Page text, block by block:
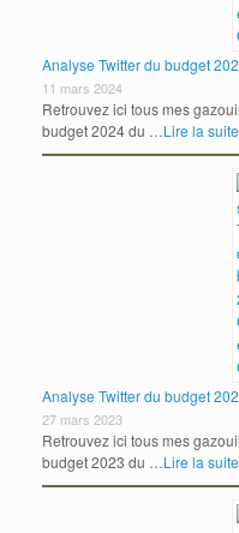
Analyse Twitter du budget
11 mars 2024
Retrouvez ici tous mes
budget 2024 du …Lire la
Analyse Twitter du budget
27 mars 2023
Retrouvez ici tous mes
budget 2023 du …Lire la